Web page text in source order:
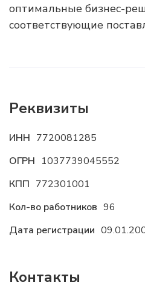
оптимальные бизнес-
соответствующие
Реквизиты
ИНН 7720081285
ОГРН 1037739045552
КПП 772301001
Кол-во работников 96
Дата регистрации
Контакты